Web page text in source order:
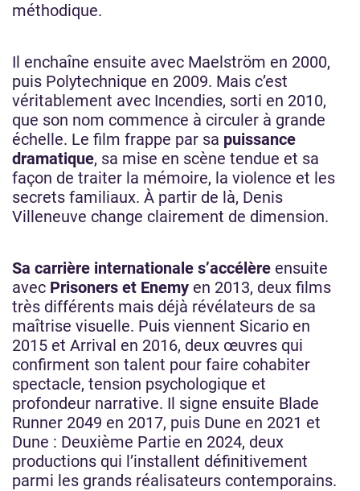
méthodique.
Il enchaîne ensuite avec Maelström en 2000,
puis Polytechnique en 2009. Mais c’est
véritablement avec Incendies, sorti en 2010,
que son nom commence à circuler à grande
échelle. Le film frappe par sa puissance
dramatique, sa mise en scène tendue et sa
façon de traiter la mémoire, la violence et les
secrets familiaux. À partir de là, Denis
Villeneuve change clairement de dimension.
Sa carrière internationale s’accélère ensuite
avec Prisoners et Enemy en 2013, deux films
très différents mais déjà révélateurs de sa
maîtrise visuelle. Puis viennent Sicario en
2015 et Arrival en 2016, deux œuvres qui
confirment son talent pour faire cohabiter
spectacle, tension psychologique et
profondeur narrative. Il signe ensuite Blade
Runner 2049 en 2017, puis Dune en 2021 et
Dune : Deuxième Partie en 2024, deux
productions qui l’installent définitivement
parmi les grands réalisateurs contemporains.